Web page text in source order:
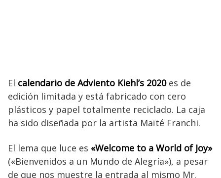
El calendario de Adviento Kiehl’s 2020es de
edición limitada y está fabricado con cero
plásticos y papel totalmente reciclado. La caja
ha sido diseñada por la artista Maïté Franchi.
El lema que luce es «Welcome to a World of Joy»
(«Bienvenidos a un Mundo de Alegría»), a pesar
de que nos muestre la entrada al mismo Mr.